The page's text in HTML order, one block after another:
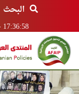
البحث